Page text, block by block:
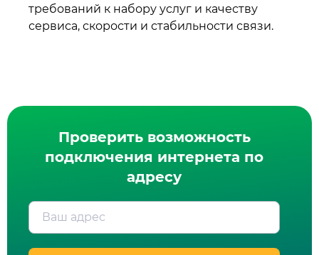
требований к набору услуг и качеству
сервиса, скорости и стабильности связи.
Проверить возможность
подключения интернета по
адресу
Ваш адрес